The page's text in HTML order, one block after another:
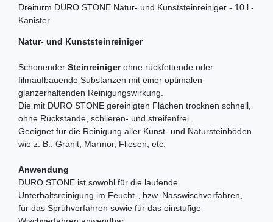
Dreiturm DURO STONE Natur- und Kunststeinreiniger - 10 l -
Kanister
Natur- und Kunststeinreiniger
Schonender Steinreinigerohne rückfettende oder
filmaufbauende Substanzen mit einer optimalen
glanzerhaltenden Reinigungswirkung.
Die mit DURO STONE gereinigten Flächen trocknen schnell,
ohne Rückstände, schlieren- und streifenfrei.
Geeignet für die Reinigung aller Kunst- und Natursteinböden
wie z. B.: Granit, Marmor, Fliesen, etc.
Anwendung
DURO STONE ist sowohl für die laufende
Unterhaltsreinigung im Feucht-, bzw. Nasswischverfahren,
für das Sprühverfahren sowie für das einstufige